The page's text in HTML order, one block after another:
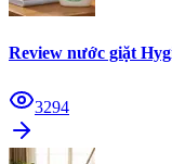
Review nước giặt
3294